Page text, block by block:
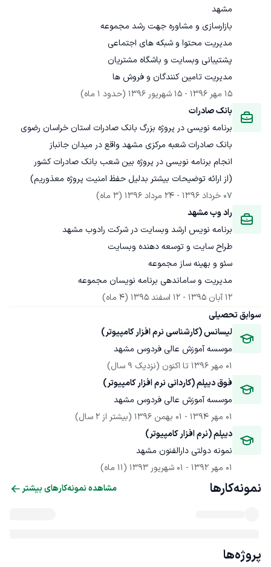
مدیریت تامین کنندگان و فروش ها
15 مهر 1396
- 15 شهریور 1396
(حدود 1 ماه)
بانک صادرات
(از ارائه توضیحات بیشتر بدلیل حفظ امنیت پروژه معذوریم)
07 خرداد 1396
- 24 مرداد 1396
(3 ماه)
راد وب مشهد
مدیریت و ساماندهی برنامه نویسان مجموعه
12 آبان 1395
- 12 اسفند 1395
(4 ماه)
سوابق تحصیلی
لیسانس (کارشناسی نرم افزار کامپیوتر)
موسسه آموزش عالی فردوس مشهد
01 مهر 1396
تا اکنون (نزدیک 9 سال)
فوق دیپلم (کاردانی نرم افزار کامپیوتر)
موسسه آموزش عالی فردوس مشهد
01 مهر 1394
- 01 بهمن 1396
(بیشتر از 2 سال)
دیپلم (نرم افزار کامپیوتر)
نمونه دولتی دارالفنون مشهد
01 مهر 1392
- 01 شهریور 1393 (11 ماه)
نمونه‌کارها مشاهده نمونه‌کارهای بیشتر
پروژه‌ها